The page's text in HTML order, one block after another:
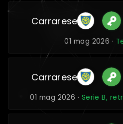
Carrarese
01 mag 2026 ·
Carrarese
01 mag 2026 · Serie B,